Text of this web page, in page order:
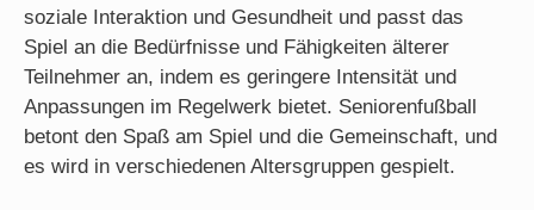
soziale Interaktion und Gesundheit und passt das
Spiel an die Bedürfnisse und Fähigkeiten älterer
Teilnehmer an, indem es geringere Intensität und
Anpassungen im Regelwerk bietet. Seniorenfußball
betont den Spaß am Spiel und die Gemeinschaft, und
es wird in verschiedenen Altersgruppen gespielt.